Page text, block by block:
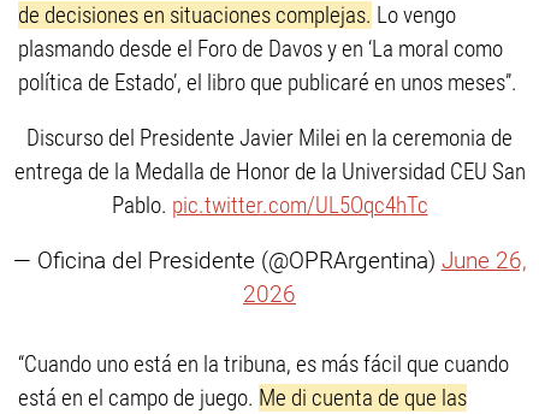
de decisiones en situaciones complejas. Lo vengo
plasmando desde el Foro de Davos y en ‘La moral como
política de Estado’, el libro que publicaré en unos meses”.
Discurso del Presidente Javier Milei en la ceremonia de
entrega de la Medalla de Honor de la Universidad CEU San
Pablo. pic.twitter.com/UL5Oqc4hTc
— Oficina del Presidente (@OPRArgentina) June 26,
2026
“Cuando uno está en la tribuna, es más fácil que cuando
está en el campo de juego. Me di cuenta de que las